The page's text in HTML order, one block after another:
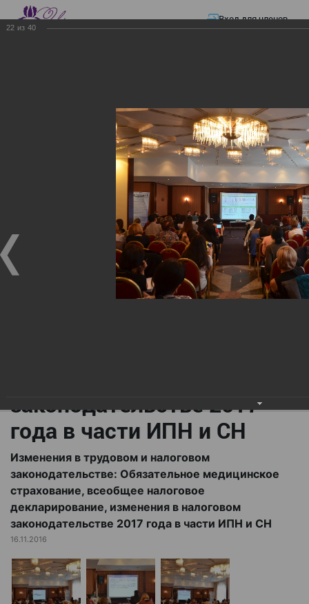
Вход для членов
Презентации—
Изменения в трудовом и налоговом
законодательстве: Обязательное медицинское страхование, всеобщее
налоговое декларирование, изменения в налоговом законодательстве
2017 года в части ИПН и СН
Изменения в трудовом и
налоговом
законодательстве:
Обязательное
медицинское страхование,
законодательстве 2017
года в части ИПН и СН
Изменения в трудовом и налоговом
законодательстве: Обязательное медицинское
страхование, всеобщее налоговое
декларирование, изменения в налоговом
законодательстве 2017 года в части ИПН и СН
16.11.2016
22 из 40